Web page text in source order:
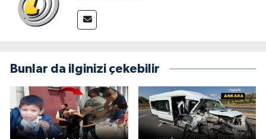
Bunlar da ilginizi çekebilir